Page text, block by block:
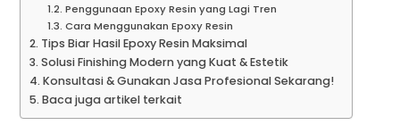
Penggunaan Epoxy Resin yang Lagi Tren
Cara Menggunakan Epoxy Resin
Tips Biar Hasil Epoxy Resin Maksimal
Solusi Finishing Modern yang Kuat & Estetik
Konsultasi & Gunakan Jasa Profesional Sekarang!
Baca juga artikel terkait